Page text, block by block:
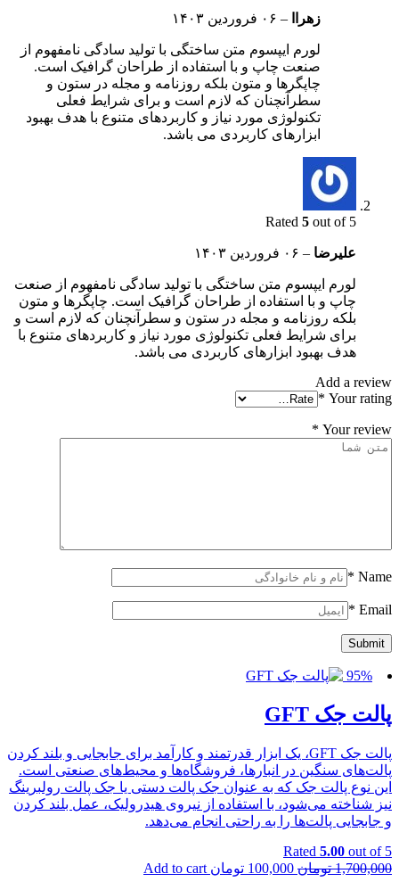
زهراا – ۰۶ فروردین ۱۴۰۳
لورم ایپسوم متن ساختگی با تولید سادگی نامفهوم از
صنعت چاپ و با استفاده از طراحان گرافیک است.
چاپگرها و متون بلکه روزنامه و مجله در ستون و
سطرآنچنان که لازم است و برای شرایط فعلی
تکنولوژی مورد نیاز و کاربردهای متنوع با هدف بهبود
ابزارهای کاربردی می باشد.
Rated 5 out of 5
علیرضا – ۰۶ فروردین ۱۴۰۳
لورم ایپسوم متن ساختگی با تولید سادگی نامفهوم از صنعت
چاپ و با استفاده از طراحان گرافیک است. چاپگرها و متون
بلکه روزنامه و مجله در ستون و سطرآنچنان که لازم است و
برای شرایط فعلی تکنولوژی مورد نیاز و کاربردهای متنوع با
هدف بهبود ابزارهای کاربردی می باشد.
Add a review
Your rating
*
Your review
*
Name
*
Email
*
95%
پالت جک GFT
پالت جک GFT، یک ابزار قدرتمند و کارآمد برای جابجایی و بلند کردن
پالت‌های سنگین در انبارها، فروشگاه‌ها و محیط‌های صنعتی است.
این نوع پالت جک که به عنوان جک پالت دستی یا جک پالت رولبرینگ
نیز شناخته می‌شود، با استفاده از نیروی هیدرولیک، عمل بلند کردن
و جابجایی پالت‌ها را به راحتی انجام می‌دهد.
Rated 5.00 out of 5
1,700,000 تومان Original
100,000 تومان Current
Add to cart